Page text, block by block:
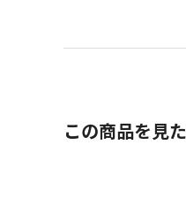
この商品を見